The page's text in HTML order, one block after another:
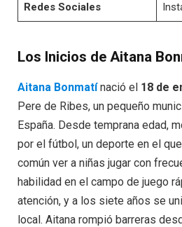
Redes Sociales
Los Inicios de Aitana
Aitana Bonmatínació el 18 de
Pere de Ribes, un pequeño
España. Desde temprana edad,
por el fútbol, un deporte en el
común ver a niñas jugar con
habilidad en el campo de juego
atención, y a los siete años se
local. Aitana rompió barreras